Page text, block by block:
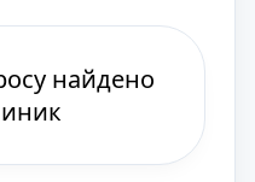
найдено